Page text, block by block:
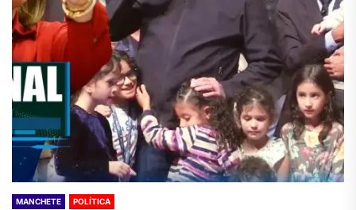
MANCHETE POLÍTICA